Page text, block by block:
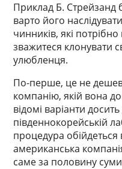
Приклад Б. Стрейзанд
варто його
чинників, які
зважитеся клонувати
улюбленця.
По-перше, це не
компанію, якій вона
відомі варіанти
південнокорейській
процедура обійдеться
американська
саме за половину